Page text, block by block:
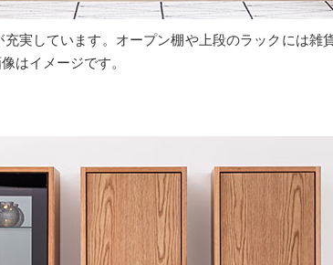
実しています。オープン棚や上段のラックには雑
はイメージです。